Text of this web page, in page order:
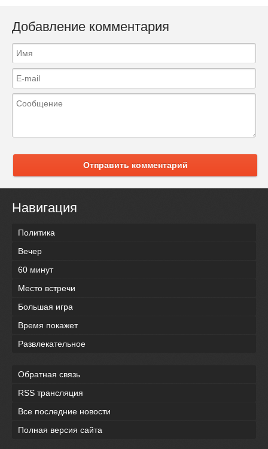
Добавление комментария
Отправить комментарий
Навигация
Политика
Вечер
60 минут
Место встречи
Большая игра
Время покажет
Развлекательное
Обратная связь
RSS трансляция
Все последние новости
Полная версия сайта